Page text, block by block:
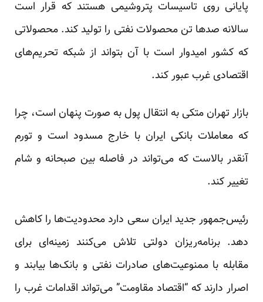
پایانی روی تاسیسات پتروشیمی هستند که قرار است
سالانه صدها تن محصولات نفتی را تولید کند. محصولاتی
که کشور امیدوار است با آن بتواند از شبکه تحریم‌های
اقتصادی غرب عبور کند.
بازار تهران متکی به انتقال پول به صورت پنهان است، چرا
که معاملات بانکی ایران با خارج مسدود است و تورم
آنقدر بالاست که می‌تواند در فاصله بین صبحانه و شام
تغییر کند.
رئیس‌جمهور جدید ایران سعی دارد محدودیت‌ها را کاهش
دهد. برنامه‌ریزان دولتی تلاش می‌کنند زمینه‌ای برای
مقابله با ممنوعیت‌های صادرات نفتی و بانک‌ها بیابند و
اصرار دارند که “اقتصاد مقاومت” می‌تواند اقدامات غرب را